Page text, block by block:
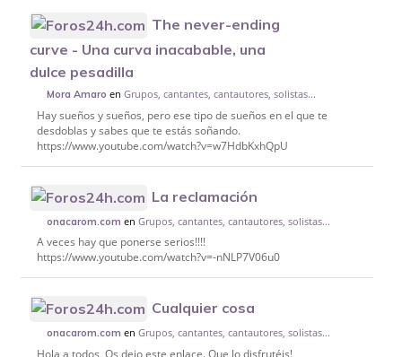
The never-ending
curve - Una curva inacabable, una
dulce pesadilla
Mora Amaro enGrupos, cantantes, cantautores, solistas...
Hay sueños y sueños, pero ese tipo de sueños en el que te
desdoblas y sabes que te estás soñando.
https://www.youtube.com/watch?v=w7HdbKxhQpU
La reclamación
onacarom.com enGrupos, cantantes, cantautores, solistas...
A veces hay que ponerse serios!!!!
https://www.youtube.com/watch?v=-nNLP7V06u0
Cualquier cosa
onacarom.com enGrupos, cantantes, cantautores, solistas...
Hola a todos, Os dejo este enlace. Que lo disfrutéis!